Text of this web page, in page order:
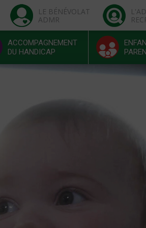
LE BÉNÉVOLAT
ADMR
ACCOMPAGNEMENT
DU HANDICAP